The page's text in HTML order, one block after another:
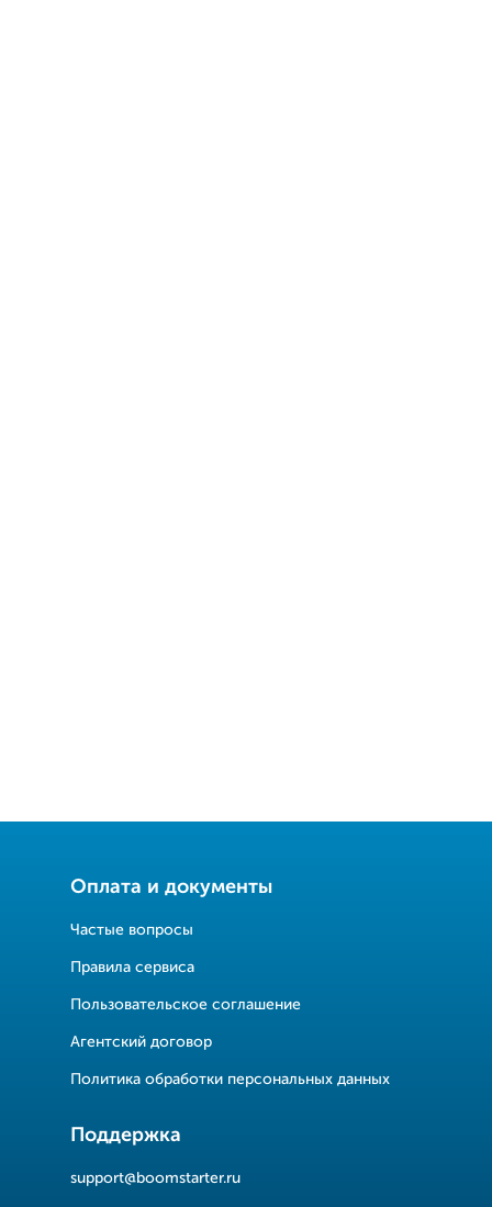
Оплата и документы
Частые вопросы
Правила сервиса
Пользовательское соглашение
Агентский договор
Политика обработки персональных данных
Поддержка
support@boomstarter.ru